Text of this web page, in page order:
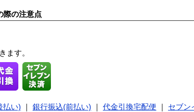
際の注意点
ます。
払い) 銀行振込(前払い) 代金引換宅配便
セブン